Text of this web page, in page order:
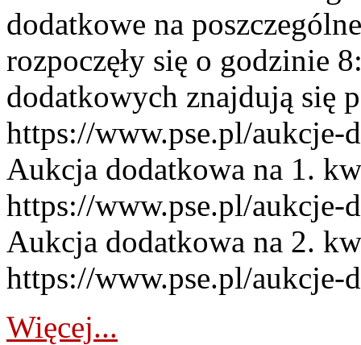
dodatkowe na
rozpoczęły się o godzinie
dodatkowych znajdują się
https://www.pse.pl/
Aukcja dodatkowa na 1.
https://www.pse.pl/
Aukcja dodatkowa na 2.
https://www.pse.pl/aukcje-
Więcej...